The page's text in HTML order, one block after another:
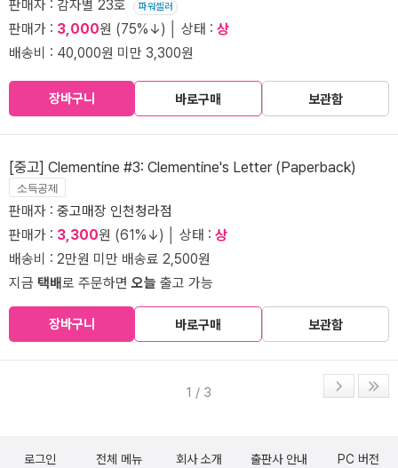
판매자 : 감자별 23호 파워셀러
판매가 : 3,000원 (75%↓) │ 상태 : 상
배송비 : 40,000원 미만 3,300원
장바구니 바로구매 보관함
[중고] Clementine #3: Clementine's Letter (Paperback)
소득공제
판매자 : 중고매장 인천청라점
판매가 : 3,300원 (61%↓) │ 상태 : 상
배송비 : 2만원 미만 배송료 2,500원
지금 택배로 주문하면오늘 출고 가능
장바구니 바로구매 보관함
1 / 3
로그인 전체 메뉴 회사 소개 출판사 안내 PC 버전